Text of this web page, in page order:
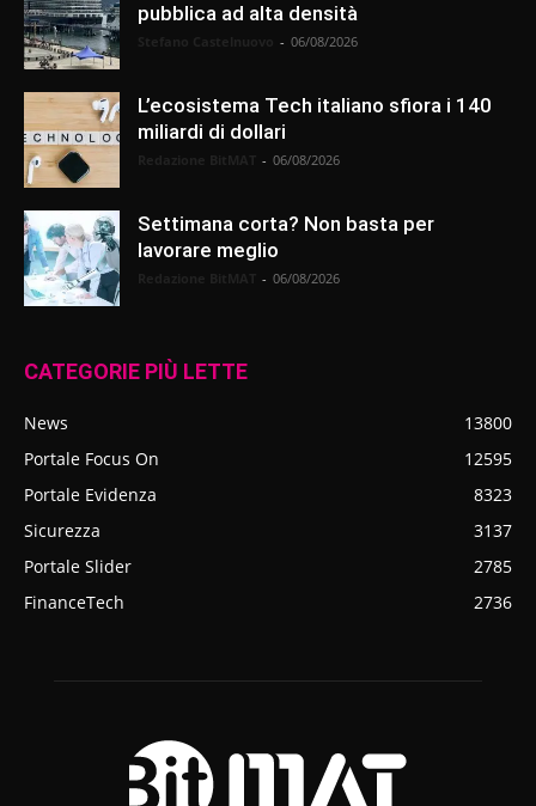
pubblica ad alta densità
- 06/08/2026
L’ecosistema Tech italiano sfiora i 140
miliardi di dollari
- 06/08/2026
Settimana corta? Non basta per
lavorare meglio
- 06/08/2026
CATEGORIE PIÙ LETTE
News
13800
Portale Focus On
12595
Portale Evidenza
8323
Sicurezza
3137
Portale Slider
2785
FinanceTech
2736